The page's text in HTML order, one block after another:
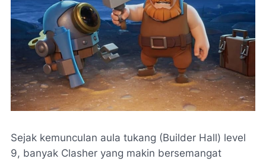
Sejak kemunculan aula tukang (Builder Hall) level
9, banyak Clasher yang makin bersemangat